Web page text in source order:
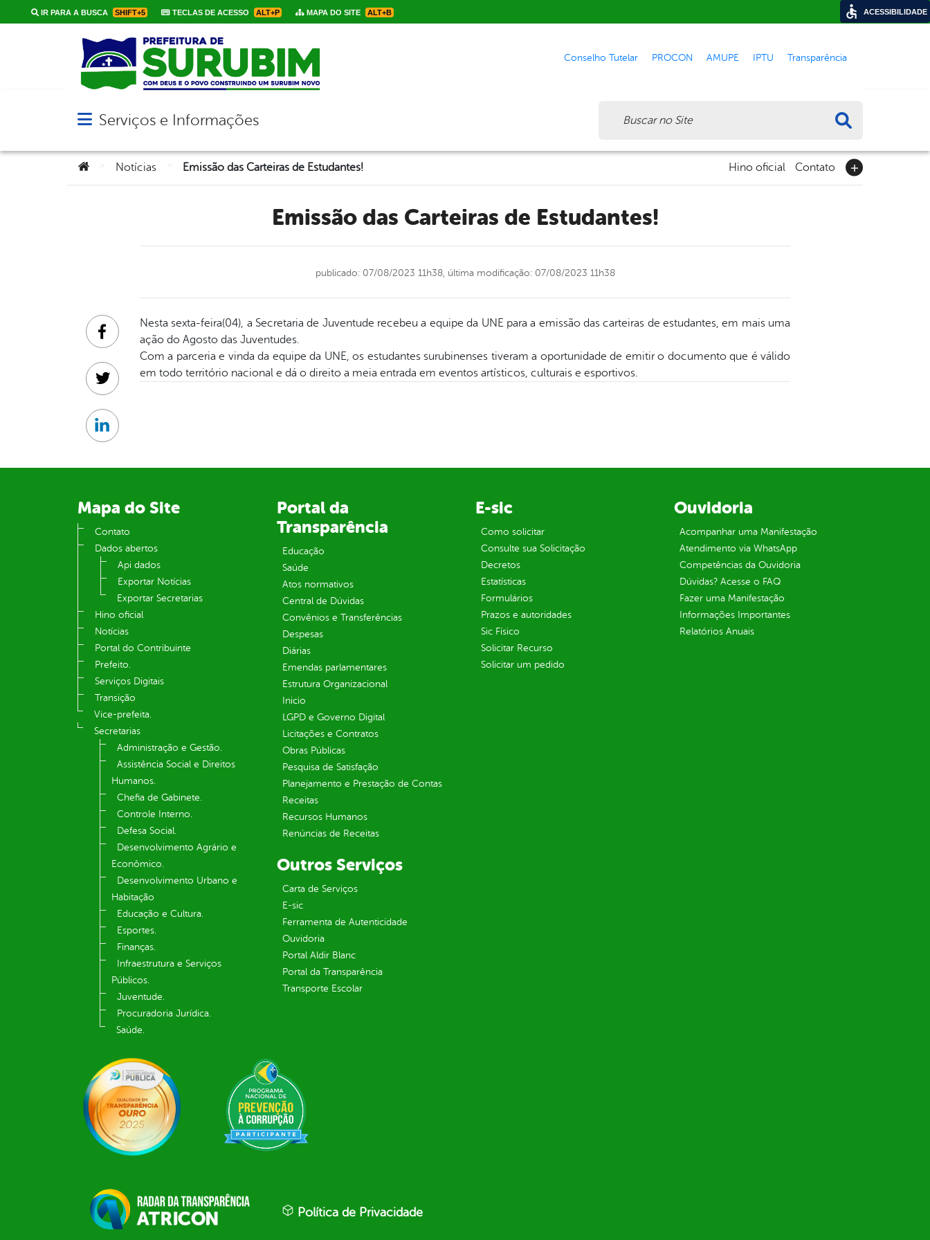
IR PARA A BUSCA SHIFT+5 TECLAS DE ACESSO ALT+P MAPA DO SITE ALT+B
Conselho Tutelar PROCON AMUPE IPTU Transparência
Abrir menu principal de navegação
Serviços e Informações
Você está aqui:
Notícias Emissão das Carteiras de Estudantes! Hino oficial Contato
Emissão das Carteiras de Estudantes!
publicado: 07/08/2023 11h38, última modificação: 07/08/2023 11h38
Nesta sexta-feira(04), a Secretaria de Juventude recebeu a equipe da UNE para a emissão das carteiras de estudantes, em mais uma
ação do Agosto das Juventudes.
Com a parceria e vinda da equipe da UNE, os estudantes surubinenses tiveram a oportunidade de emitir o documento que é válido
em todo território nacional e dá o direito a meia entrada em eventos artísticos, culturais e esportivos.
Facebook
Twitter
Linkedin
Mapa do Site
Contato
Dados abertos
Api dados
Exportar Notícias
Exportar Secretarias
Hino oficial
Notícias
Portal do Contribuinte
Prefeito.
Serviços Digitais
Transição
Vice-prefeita.
Secretarias
Administração e Gestão.
Assistência Social e Direitos
Humanos.
Chefia de Gabinete.
Controle Interno.
Defesa Social.
Desenvolvimento Agrário e
Econômico.
Desenvolvimento Urbano e
Habitação
Educação e Cultura.
Esportes.
Finanças.
Infraestrutura e Serviços
Públicos.
Juventude.
Procuradoria Jurídica.
Saúde.
Portal da
Transparência
Educação
Saúde
Atos normativos
Central de Dúvidas
Convênios e Transferências
Despesas
Diárias
Emendas parlamentares
Estrutura Organizacional
Inicio
LGPD e Governo Digital
Licitações e Contratos
Obras Públicas
Pesquisa de Satisfação
Planejamento e Prestação de Contas
Receitas
Recursos Humanos
Renúncias de Receitas
E-sic
Como solicitar
Consulte sua Solicitação
Decretos
Estatísticas
Formulários
Prazos e autoridades
Sic Físico
Solicitar Recurso
Solicitar um pedido
Ouvidoria
Acompanhar uma Manifestação
Atendimento via WhatsApp
Competências da Ouvidoria
Dúvidas? Acesse o FAQ
Fazer uma Manifestação
Informações Importantes
Relatórios Anuais
Outros Serviços
Carta de Serviços
E-sic
Ferramenta de Autenticidade
Ouvidoria
Portal Aldir Blanc
Portal da Transparência
Transporte Escolar
Política de Privacidade
ACESSIBILIDADE